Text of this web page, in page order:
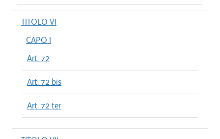
TITOLO VI
CAPO I
Art. 72
Art. 72 bis
Art. 72 ter